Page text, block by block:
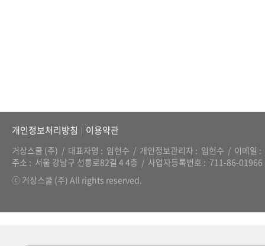
거상스쿨 (주) 대표자명 임헌수 개인정보관리자 임헌수
이메일
주소
서울 강남구 선릉로82길 4 4층 사업자등록번호
711-86-01966
ⓒ 거상스쿨 (주) All rights reserved.
개인정보처리방침 | 이용약관